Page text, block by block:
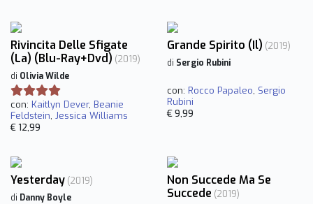
Rivincita Delle Sfigate
(La) (Blu-Ray+Dvd) (2019)
di Olivia Wilde
con: Kaitlyn Dever, Beanie
Feldstein, Jessica Williams
€ 12,99
Grande Spirito (Il) (2019)
di Sergio Rubini
con: Rocco Papaleo, Sergio
Rubini
€ 9,99
Yesterday (2019)
di Danny Boyle
Non Succede Ma Se
Succede (2019)